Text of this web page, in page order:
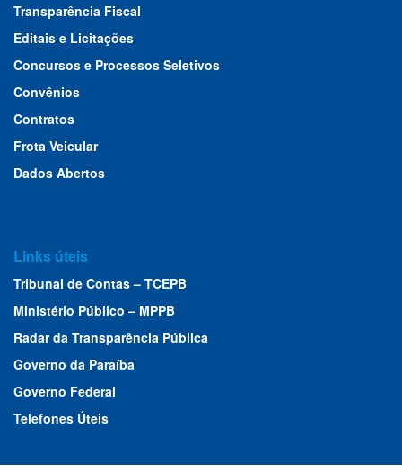
Transparência Fiscal
Editais e Licitações
Concursos e Processos Seletivos
Convênios
Contratos
Frota Veicular
Dados Abertos
Links úteis
Tribunal de Contas – TCEPB
Ministério Público – MPPB
Radar da Transparência Pública
Governo da Paraíba
Governo Federal
Telefones Úteis